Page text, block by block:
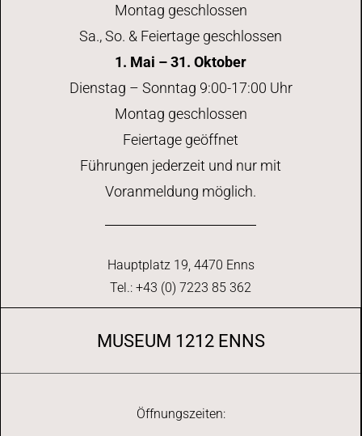
Montag geschlossen
Sa., So. & Feiertage geschlossen
1. Mai – 31. Oktober
Dienstag – Sonntag 9:00-17:00 Uhr
Montag geschlossen
Feiertage geöffnet
Führungen jederzeit und nur mit
Voranmeldung möglich.
Hauptplatz 19, 4470 Enns
Tel.: +43 (0) 7223 85 362
MUSEUM 1212 ENNS
Öffnungszeiten: